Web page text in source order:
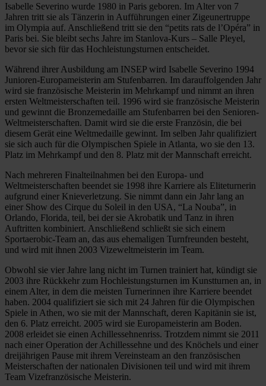
Isabelle Severino wurde 1980 in Paris geboren. Im Alter von 7
Jahren tritt sie als Tänzerin in Aufführungen einer Zigeunertruppe
im Olympia auf. Anschließend tritt sie den “petits rats de l’Opéra” in
Paris bei. Sie bleibt sechs Jahre im Stanlova-Kurs – Salle Pleyel,
bevor sie sich für das Hochleistungsturnen entscheidet.
Während ihrer Ausbildung am INSEP wird Isabelle Severino 1994
Junioren-Europameisterin am Stufenbarren. Im darauffolgenden Jahr
wird sie französische Meisterin im Mehrkampf und nimmt an ihren
ersten Weltmeisterschaften teil. 1996 wird sie französische Meisterin
und gewinnt die Bronzemedaille am Stufenbarren bei den Senioren-
Weltmeisterschaften. Damit wird sie die erste Französin, die bei
diesem Gerät eine Weltmedaille gewinnt. Im selben Jahr qualifiziert
sie sich auch für die Olympischen Spiele in Atlanta, wo sie den 13.
Platz im Mehrkampf und den 8. Platz mit der Mannschaft erreicht.
Nach mehreren Finalteilnahmen bei den Europa- und
Weltmeisterschaften beendet sie 1998 ihre Karriere als Eliteturnerin
aufgrund einer Knieverletzung. Sie nimmt dann ein Jahr lang an
einer Show des Cirque du Soleil in den USA, “La Nouba”, in
Orlando, Florida, teil, bei der sie Akrobatik und Tanz in ihren
Auftritten kombiniert. Anschließend schließt sie sich einem
Sportaerobic-Team an, das aus ehemaligen Turnfreunden besteht,
und wird mit ihnen 2003 Vizeweltmeisterin im Team.
Obwohl sie vier Jahre lang nicht im Turnen trainiert hat, kündigt sie
2003 ihre Rückkehr zum Hochleistungsturnen im Kunstturnen an, in
einem Alter, in dem die meisten Turnerinnen ihre Karriere beendet
haben. 2004 qualifiziert sie sich mit 24 Jahren für die Olympischen
Spiele in Athen, wo sie mit der Mannschaft, deren Kapitänin sie ist,
den 6. Platz erreicht. 2005 wird sie Europameisterin am Boden.
2008 erleidet sie einen Achillessehnenriss. Trotzdem nimmt sie 2011
nach einer Operation der Achillessehne und des Knöchels und einer
dreijährigen Pause mit ihrem Vereinsteam an den französischen
Meisterschaften der nationalen Divisionen teil und wird mit ihrem
Team Vizefranzösische Meisterin.